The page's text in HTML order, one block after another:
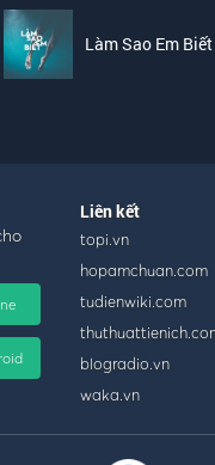
Làm Sao Em Biết
Liên kết
topi.vn
hopamchuan.com
tudienwiki.com
blogradio.vn
waka.vn